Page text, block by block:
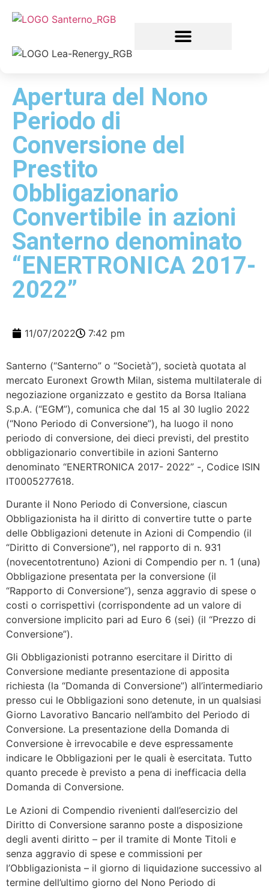
Apertura del Nono
Periodo di
Conversione del
Prestito
Obbligazionario
Convertibile in azioni
Santerno denominato
“ENERTRONICA 2017-
2022”
11/07/2022 7:42 pm
Santerno (“Santerno” o “Società”), società quotata al
mercato Euronext Growth Milan, sistema multilaterale di
negoziazione organizzato e gestito da Borsa Italiana
S.p.A. (“EGM”), comunica che dal 15 al 30 luglio 2022
(“Nono Periodo di Conversione”), ha luogo il nono
periodo di conversione, dei dieci previsti, del prestito
obbligazionario convertibile in azioni Santerno
denominato “ENERTRONICA 2017- 2022” -, Codice ISIN
IT0005277618.
Durante il Nono Periodo di Conversione, ciascun
Obbligazionista ha il diritto di convertire tutte o parte
delle Obbligazioni detenute in Azioni di Compendio (il
“Diritto di Conversione”), nel rapporto di n. 931
(novecentotrentuno) Azioni di Compendio per n. 1 (una)
Obbligazione presentata per la conversione (il
“Rapporto di Conversione”), senza aggravio di spese o
costi o corrispettivi (corrispondente ad un valore di
conversione implicito pari ad Euro 6 (sei) (il “Prezzo di
Conversione”).
Gli Obbligazionisti potranno esercitare il Diritto di
Conversione mediante presentazione di apposita
richiesta (la “Domanda di Conversione”) all’intermediario
presso cui le Obbligazioni sono detenute, in un qualsiasi
Giorno Lavorativo Bancario nell’ambito del Periodo di
Conversione. La presentazione della Domanda di
Conversione è irrevocabile e deve espressamente
indicare le Obbligazioni per le quali è esercitata. Tutto
quanto precede è previsto a pena di inefficacia della
Domanda di Conversione.
Le Azioni di Compendio rivenienti dall’esercizio del
Diritto di Conversione saranno poste a disposizione
degli aventi diritto – per il tramite di Monte Titoli e
senza aggravio di spese e commissioni per
l’Obbligazionista – il giorno di liquidazione successivo al
termine dell’ultimo giorno del Nono Periodo di